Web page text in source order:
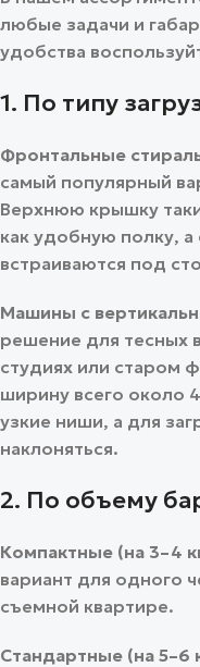
любые задачи и
удобства
1. По типу
Фронтальные
самый популярный
Верхнюю крышку
как удобную полку, а
встраиваются под
Машины с
решение для тесных
студиях или старом
ширину всего около
узкие ниши, а для
наклоняться.
2. По объему
Компактные (на 3–4
вариант для одного
съемной квартире.
Стандартные (на 5–6